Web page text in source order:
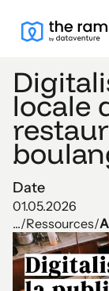
Date
01.05.2026
locale
.../Ressources/